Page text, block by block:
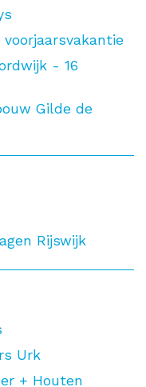
- 16
Gilde de
Rijswijk
Urk
+ Houten